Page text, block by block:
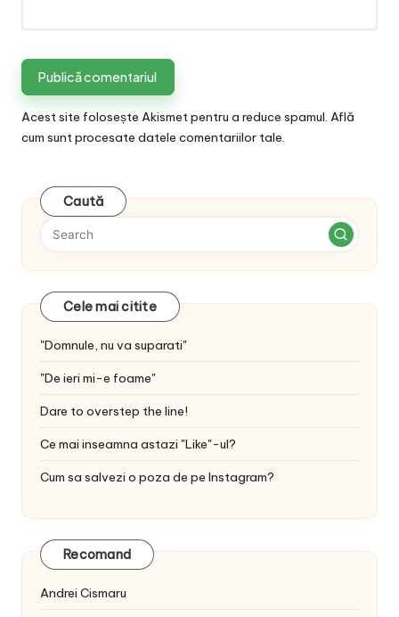
Acest site folosește Akismet pentru a reduce spamul. Află
cum sunt procesate datele comentariilor tale.
Caută
Cele mai citite
"Domnule, nu va suparati"
"De ieri mi-e foame"
Dare to overstep the line!
Ce mai inseamna astazi "Like"-ul?
Cum sa salvezi o poza de pe Instagram?
Recomand
Andrei Cismaru